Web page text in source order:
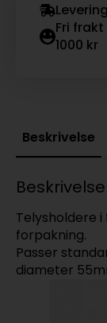
Fri
1000 kr
Beskrivelse
Beskrivelse
Telysholdere
forpakning.
Passer
diameter